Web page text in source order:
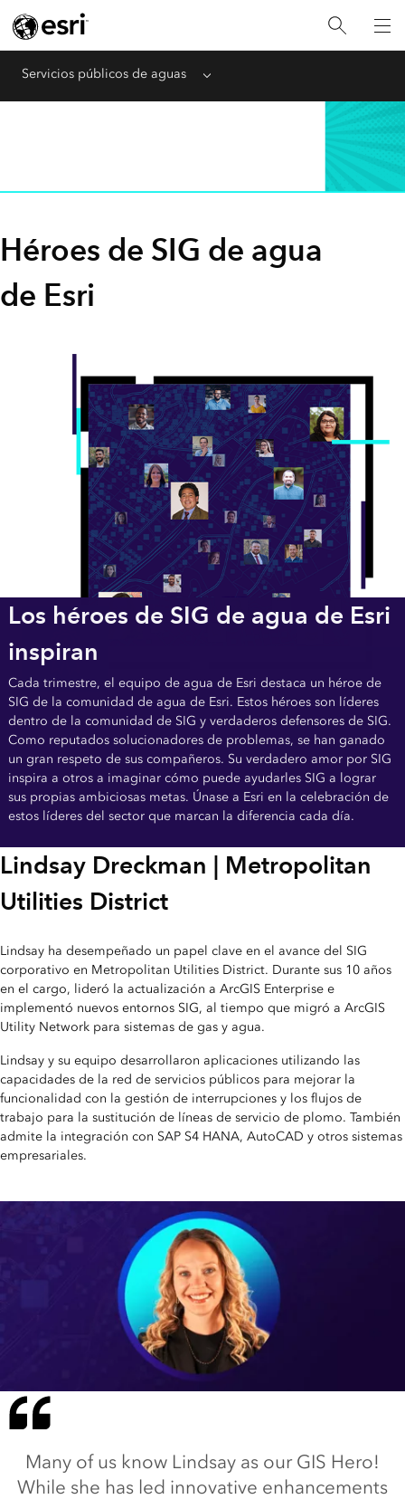
Servicios públicos de aguas Menu
Héroes de SIG de agua
de Esri
Los héroes de SIG de agua de Esri
inspiran
Cada trimestre, el equipo de agua de Esri destaca un héroe de
SIG de la comunidad de agua de Esri. Estos héroes son líderes
dentro de la comunidad de SIG y verdaderos defensores de SIG.
Como reputados solucionadores de problemas, se han ganado
un gran respeto de sus compañeros. Su verdadero amor por SIG
inspira a otros a imaginar cómo puede ayudarles SIG a lograr
sus propias ambiciosas metas. Únase a Esri en la celebración de
estos líderes del sector que marcan la diferencia cada día.
Lindsay Dreckman | Metropolitan
Utilities District
Lindsay ha desempeñado un papel clave en el avance del SIG
corporativo en Metropolitan Utilities District. Durante sus 10 años
en el cargo, lideró la actualización a ArcGIS Enterprise e
implementó nuevos entornos SIG, al tiempo que migró a ArcGIS
Utility Network para sistemas de gas y agua.
Lindsay y su equipo desarrollaron aplicaciones utilizando las
capacidades de la red de servicios públicos para mejorar la
funcionalidad con la gestión de interrupciones y los flujos de
trabajo para la sustitución de líneas de servicio de plomo. También
admite la integración con SAP S4 HANA, AutoCAD y otros sistemas
empresariales.
Many of us know Lindsay as our GIS Hero!
While she has led innovative enhancements